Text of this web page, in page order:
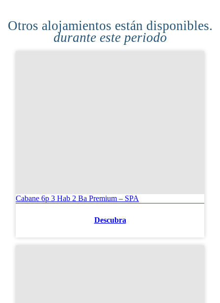
Otros alojamientos están disponibles.
durante este periodo
Cabane 6p 3 Hab 2 Ba Premium – SPA
Descubra